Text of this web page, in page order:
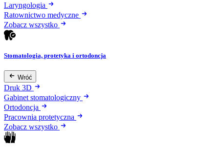
Laryngologia
Ratownictwo medyczne
Zobacz wszystko
Stomatologia, protetyka i ortodoncja
Wróć
Druk 3D
Gabinet stomatologiczny
Ortodoncja
Pracownia protetyczna
Zobacz wszystko